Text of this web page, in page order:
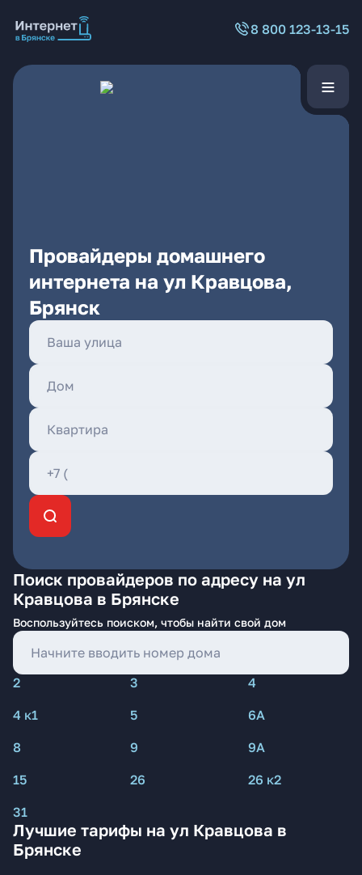
8 800 123-13-15
Провайдеры домашнего
интернета на ул Кравцова,
Брянск
Поиск провайдеров по адресу на ул
Кравцова в Брянске
Воспользуйтесь поиском, чтобы найти свой дом
2 3
4
4 к1
5
6А
8
9
9А
15
26
26 к2
31
Лучшие тарифы на ул Кравцова в
Брянске